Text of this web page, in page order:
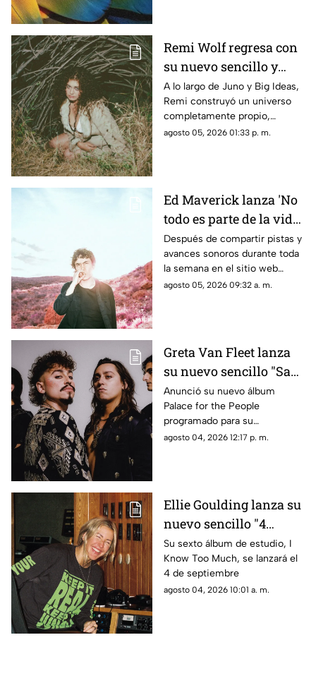
vínculos emocionales que nos
conectan con el lugar al que
llamamos hogar.
Remi Wolf regresa con
su nuevo sencillo y
video 'Twiggy'
A lo largo de Juno y Big Ideas,
Remi construyó un universo
completamente propio,
convirtiéndose en el proceso
agosto 05, 2026 01:33 p. m.
Ed Maverick lanza 'No
todo es parte de la vida',
el primero de dos
nuevos sencillos a
estrenarse
Después de compartir pistas y
avances sonoros durante toda
la semana en el sitio web
esrutayerma.com, Ed Maverick
agosto 05, 2026 09:32 a. m.
Greta Van Fleet lanza
su nuevo sencillo "Saw
you stand"
Anunció su nuevo álbum
Palace for the People
programado para su
lanzamiento el 9 de octubre
agosto 04, 2026 12:17 p. m.
Ellie Goulding lanza su
nuevo sencillo "4
seasons"
Su sexto álbum de estudio, I
Know Too Much, se lanzará el
4 de septiembre
agosto 04, 2026 10:01 a. m.